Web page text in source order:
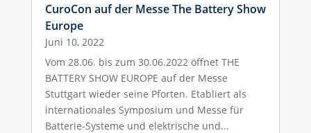
CuroCon auf der Messe The Battery Show
Europe
Juni 10, 2022
Vom 28.06. bis zum 30.06.2022 öffnet THE
BATTERY SHOW EUROPE auf der Messe
Stuttgart wieder seine Pforten. Etabliert als
internationales Symposium und Messe für
Batterie-Systeme und elektrische und...